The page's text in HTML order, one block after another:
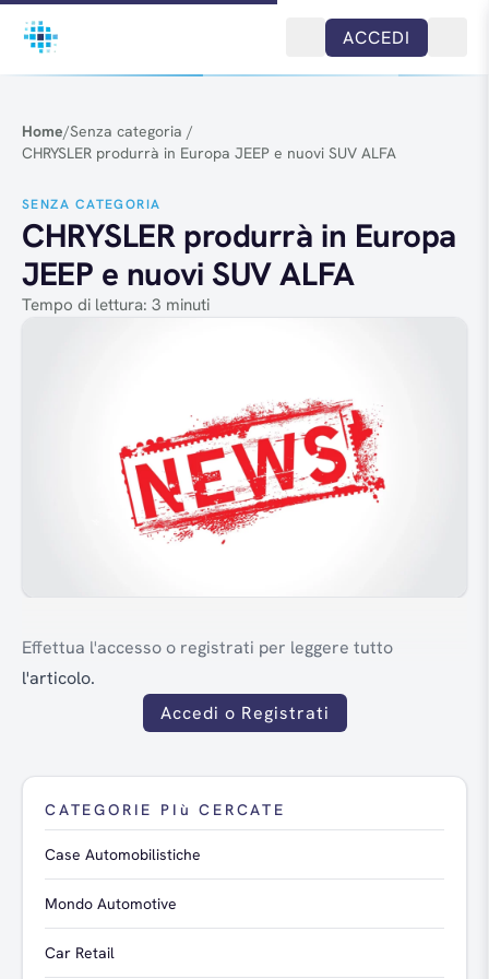
Salta al contenuto
ACCEDI
Home/Senza categoria /
CHRYSLER produrrà in Europa JEEP e nuovi SUV ALFA
SENZA CATEGORIA
CHRYSLER produrrà in Europa
JEEP e nuovi SUV ALFA
Tempo di lettura: 3 minuti
Effettua l'accesso o registrati per leggere tutto
l'articolo.
Accedi o Registrati
CATEGORIE PIù CERCATE
Case Automobilistiche
Mondo Automotive
Car Retail